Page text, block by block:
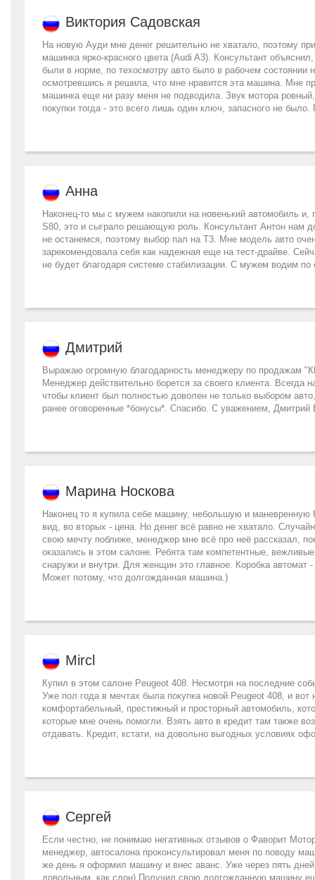
Виктория Садовская
На новую Ауди мне денег решительно не хватало, поэтому
машинка ярко-красного цвета (Audi A3). Консультант
были в норме, по техосмотру авто было в рабочем состоянии
осмотревшись я решила, что мне нравится эта машина. Мне
машинка еще ни разу меня не подводила. Звук мотора
покупки тогда - это всего лишь один ключ, запасного не
Анна
Наконец-то мы с мужем накопили на новенький автомобиль
S80, это и сыграло решающую роль. Консультант Антон нам
не останемся, поэтому выбор пал на Т3. Мне модель авто
зарекомендовала себя как надежная еще на тест-драйве.
не будет благодаря системе стабилизации. С мужем водим
Дмитрий
Выражаю огромную благодарность менеджеру по продажам
Менеджер действительно борется за своего клиента.
чтобы клиент был полностью доволен не только выбором
ранее оговоренные *бонусы*. Спасибо. С уважением, Дмитрий
Марина Носкова
Наконец то я купила себе машину, небольшую и
вид, во вторых - цена. Но денег всё равно не хватало.
свою мечту поближе, менеджер мне всё про неё рассказал,
оказались в этом салоне. Ребята там компетентные,
снаружи и внутри. Для женщин это главное. Коробка
Может потому, что долгожданная машина.)
Mircl
Купил в этом салоне Peugeot 408. Несмотря на последние
Уже пол года в мечтах была покупка новой Peugeot 408, и
комфортабельный, престижный и просторный автомобиль,
которые мне очень помогли. Взять авто в кредит там также
отдавать. Кредит, кстати, на довольно выгодных условиях
Сергей
Если честно, не понимаю негативных отзывов о Фаворит
менеджер, автосалона проконсультировал меня по поводу
же день я оформил машину и внес аванс. Уже через пять
довольным, как слон) Получил свою долгожданную машину